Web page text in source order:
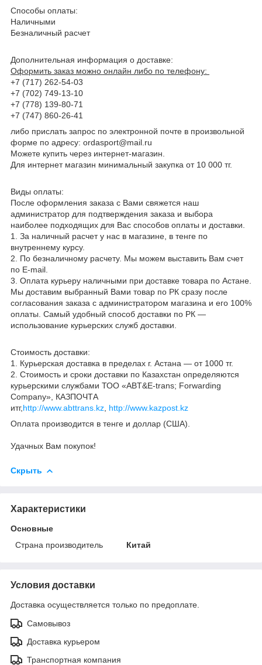
Способы оплаты:
Наличными
Безналичный расчет
Дополнительная информация о доставке:
Оформить заказ можно онлайн либо по телефону:
+7 (717) 262-54-03
+7 (702) 749-13-10
+7 (778) 139-80-71
+7 (747) 860-26-41
либо прислать запрос по электронной почте в произвольной
форме по адресу: ordasport@mail.ru
Можете купить через интернет-магазин.
Для интернет магазин минимальный закупка от 10 000 тг.
Виды оплаты:
После оформления заказа с Вами свяжется наш
администратор для подтверждения заказа и выбора
наиболее подходящих для Вас способов оплаты и доставки.
1. За наличный расчет у нас в магазине, в тенге по
внутреннему курсу.
2. По безналичному расчету. Мы можем выставить Вам счет
по Е-mail.
3. Оплата курьеру наличными при доставке товара по Астане.
Мы доставим выбранный Вами товар по РК сразу после
согласования заказа с администратором магазина и его 100%
оплаты. Самый удобный способ доставки по РК —
использование курьерских служб доставки.
Стоимость доставки:
1. Курьерская доставка в пределах г. Аcтана — от1000 тг.
2. Стоимость и сроки доставки по Казахстан определяются
курьерскими службами ТОО «ABT&E-trans; Forwarding
Company», КАЗПОЧТА
итг,http://www.abttrans.kz http://www.kazpost.kz
Оплата производится в тенге и доллар (США).
Удачных Вам покупок!
Скрыть
Характеристики
Основные
Страна производитель
Китай
Условия доставки
Доставка осуществляется только по предоплате.
Самовывоз
Доставка курьером
Транспортная компания